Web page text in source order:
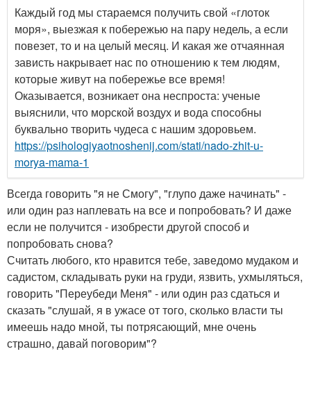
Каждый год мы стараемся получить свой «глоток
моря», выезжая к побережью на пару недель, а если
повезет, то и на целый месяц. И какая же отчаянная
зависть накрывает нас по отношению к тем людям,
которые живут на побережье все время!
Оказывается, возникает она неспроста: ученые
выяснили, что морской воздух и вода способны
буквально творить чудеса с нашим здоровьем.
https://psihologiyaotnoshenij.com/stati/nado-zhit-u-
morya-mama-1
Всегда говорить "я не Смогу", "глупо даже начинать" -
или один раз наплевать на все и попробовать? И даже
если не получится - изобрести другой способ и
попробовать снова?
Считать любого, кто нравится тебе, заведомо мудаком и
садистом, складывать руки на груди, язвить, ухмыляться,
говорить "Переубеди Меня" - или один раз сдаться и
сказать "слушай, я в ужасе от того, сколько власти ты
имеешь надо мной, ты потрясающий, мне очень
страшно, давай поговорим"?